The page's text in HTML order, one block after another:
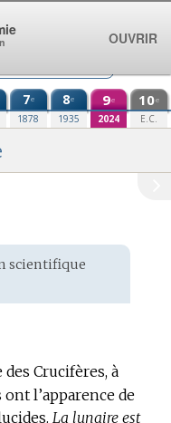
7e
1878
8e
1935
9e
2024
10e
E.C.
scientifique
Crucifères, à
l’apparence de
La lunaire est
OUVRIR